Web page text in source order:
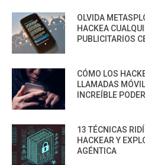
OLVIDA
HACKEA
PUBLICITARIOS
CÓMO LOS
LLAMADAS
INCREÍBLE
13 TÉCNICAS
HACKEAR Y
AGÉNTICA